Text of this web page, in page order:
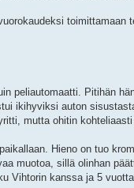
toimittamaan
peliautomaatti. Pitihän
ikihyviksi auton
mutta ohitin
Hieno on tuo
muotoa, sillä olinhan
Vihtorin kanssa ja 5